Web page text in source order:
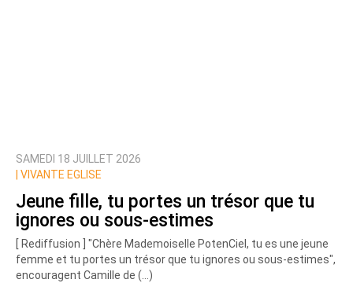
SAMEDI 18 JUILLET 2026
VIVANTE EGLISE
Jeune fille, tu portes un trésor que tu
ignores ou sous-estimes
[ Rediffusion ] "Chère Mademoiselle PotenCiel, tu es une jeune
femme et tu portes un trésor que tu ignores ou sous-estimes",
encouragent Camille de (…)